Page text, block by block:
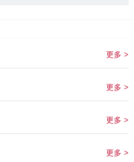
更多 >
更多 >
更多 >
更多 >